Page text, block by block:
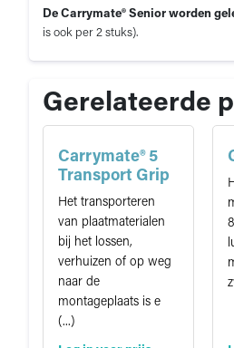
De Carrymate® Senior worden
is ook per 2 stuks).
Gerelateerde
Carrymate® 5
Transport Grip
Het transporteren
van plaatmaterialen
bij het lossen,
verhuizen of op weg
naar de
montageplaats is e
(...)